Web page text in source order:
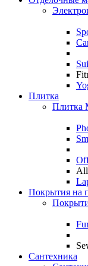
Плитка
Плитка
All
Покрытия на
Сантехника